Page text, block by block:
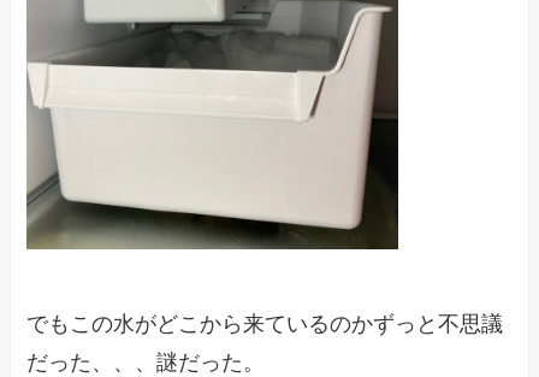
でもこの水がどこから来ているのかずっと不思議
だった、、、謎だった。